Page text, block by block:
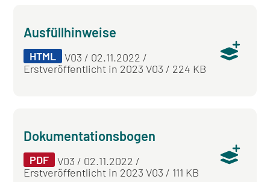
Ausfüllhinweise
HTML
V03 / 02.11.2022 /
Erstveröffentlicht in 2023 V03 / 224 KB
Dokumentationsbogen
PDF
V03 / 02.11.2022 /
Erstveröffentlicht in 2023 V03 / 111 KB